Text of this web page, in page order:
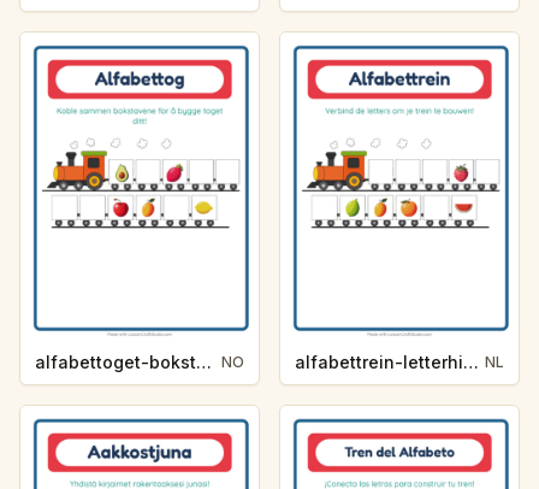
alfabettoget-bokstavhint-frukter-c166 NO alfabettrein-letterhint-fruit-23ed NL